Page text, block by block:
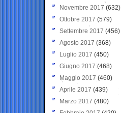
Novembre 2017 (632)
Ottobre 2017 (579)
Settembre 2017 (456)
Agosto 2017 (368)
Luglio 2017 (450)
Giugno 2017 (468)
Maggio 2017 (460)
Aprile 2017 (439)
Marzo 2017 (480)